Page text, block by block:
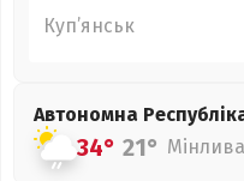
Куп’янськ
Автономна
34° 21°